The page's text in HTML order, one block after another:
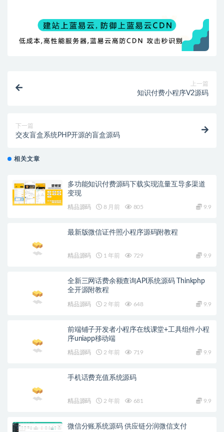
上一篇
知识付费小程序V2源码
下一篇
交友盲盒系统PHP开源的盲盒源码
相关文章
多功能知识付费源码下载实现流量互导多渠道
变现
精品源码 8 月前 805 9.9
最新版微信证件照小程序源码附教程
精品源码 1 年前 729 9.9
全新三网话费余额查询API系统源码 Thinkphp
全开源附教程
精品源码 2 年前 648 9.9
前端铺子开发者小程序在线课堂+工具组件小程
序uniapp移动端
精品源码 2 年前 719 9.9
手机话费充值系统源码
精品源码 2 年前 681 9.9
微信分账系统源码 供应链分润微信支付